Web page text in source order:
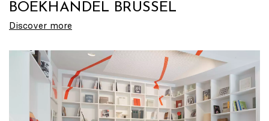
BOEKHANDEL BRUSSEL
Discover more